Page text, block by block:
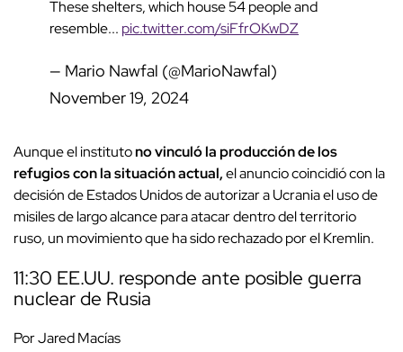
These shelters, which house 54 people and
resemble... pic.twitter.com/siFfrOKwDZ
— Mario Nawfal (@MarioNawfal)
November 19, 2024
Aunque el institutono vinculó la producción de los
refugios con la situación actual,el anuncio coincidió con la
decisión de Estados Unidos de autorizar a Ucrania el uso de
misiles de largo alcance para atacar dentro del territorio
ruso, un movimiento que ha sido rechazado por el Kremlin.
11:30 EE.UU. responde ante posible guerra
nuclear de Rusia
Por Jared Macías